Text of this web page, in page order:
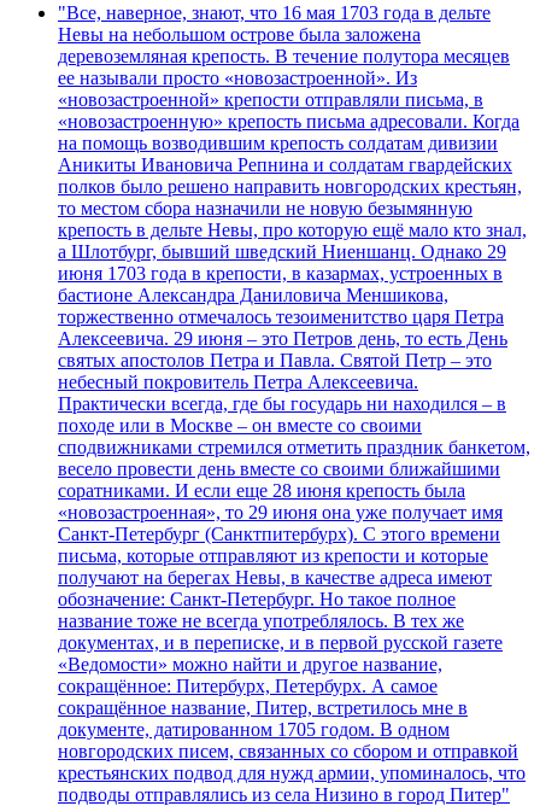
"Все, наверное, знают, что 16 мая 1703 года в дельте
Невы на небольшом острове была заложена
деревоземляная крепость. В течение полутора месяцев
ее называли просто «новозастроенной». Из
«новозастроенной» крепости отправляли письма, в
«новозастроенную» крепость письма адресовали. Когда
на помощь возводившим крепость солдатам дивизии
Аникиты Ивановича Репнина и солдатам гвардейских
полков было решено направить новгородских крестьян,
то местом сбора назначили не новую безымянную
крепость в дельте Невы, про которую ещё мало кто знал,
а Шлотбург, бывший шведский Ниеншанц. Однако 29
июня 1703 года в крепости, в казармах, устроенных в
бастионе Александра Даниловича Меншикова,
торжественно отмечалось тезоименитство царя Петра
Алексеевича. 29 июня – это Петров день, то есть День
святых апостолов Петра и Павла. Святой Петр – это
небесный покровитель Петра Алексеевича.
Практически всегда, где бы государь ни находился – в
походе или в Москве – он вместе со своими
сподвижниками стремился отметить праздник банкетом,
весело провести день вместе со своими ближайшими
соратниками. И если еще 28 июня крепость была
«новозастроенная», то 29 июня она уже получает имя
Санкт-Петербург (Санктпитербурх). С этого времени
письма, которые отправляют из крепости и которые
получают на берегах Невы, в качестве адреса имеют
обозначение: Санкт-Петербург. Но такое полное
название тоже не всегда употреблялось. В тех же
документах, и в переписке, и в первой русской газете
«Ведомости» можно найти и другое название,
сокращённое: Питербурх, Петербурх. А самое
сокращённое название, Питер, встретилось мне в
документе, датированном 1705 годом. В одном
новгородских писем, связанных со сбором и отправкой
крестьянских подвод для нужд армии, упоминалось, что
подводы отправлялись из села Низино в город Питер"